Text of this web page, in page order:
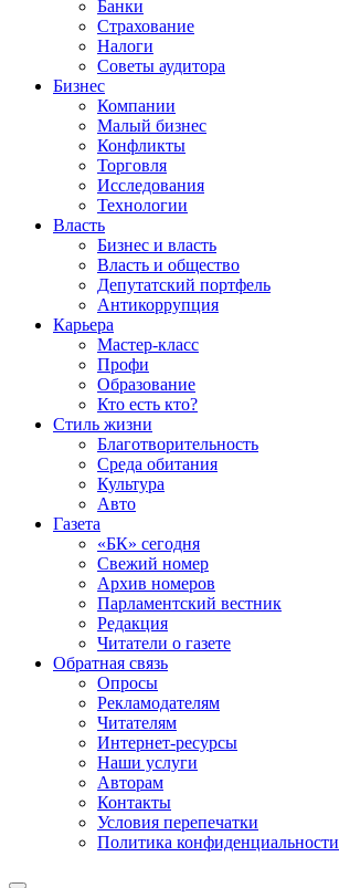
Банки
Страхование
Налоги
Советы аудитора
Бизнес
Компании
Малый бизнес
Конфликты
Торговля
Исследования
Технологии
Власть
Бизнес и власть
Власть и общество
Депутатский портфель
Антикоррупция
Карьера
Мастер-класс
Профи
Образование
Кто есть кто?
Стиль жизни
Благотворительность
Среда обитания
Культура
Авто
Газета
«БК» сегодня
Свежий номер
Архив номеров
Парламентский вестник
Редакция
Читатели о газете
Обратная связь
Опросы
Рекламодателям
Читателям
Интернет-ресурсы
Наши услуги
Авторам
Контакты
Условия перепечатки
Политика конфиденциальности